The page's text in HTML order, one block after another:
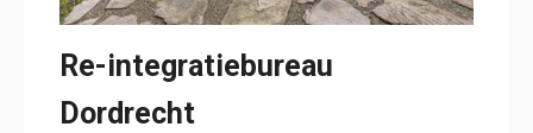
Re-integratiebureau
Dordrecht